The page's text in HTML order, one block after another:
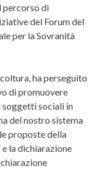
percorso di
del Forum del
per la Sovranità
ha perseguito
di promuovere
soggetti sociali in
del nostro sistema
proposte della
la dichiarazione